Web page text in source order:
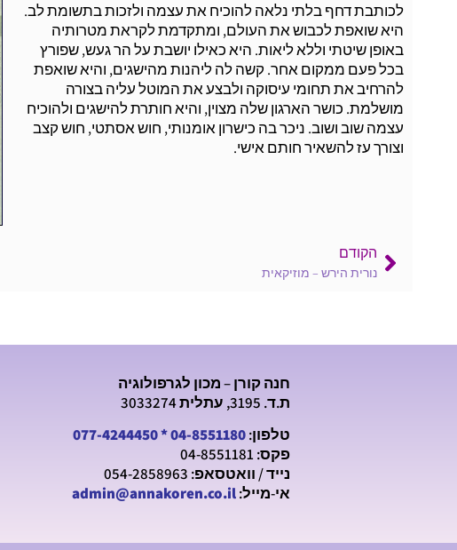
לכותבת דחף בלתי נלאה להוכיח את עצמה ולזכות בתשומת לב.
היא שואפת לכבוש את העולם, ומתקדמת לקראת מטרותיה
באופן שיטתי וללא ליאות. היא כאילו יושבת על הר געש, שפורץ
בכל פעם ממקום אחר. קשה לה ליהנות מהישגים, והיא שואפת
להרחיב את תחומי עיסוקה ולבצע את המוטל עליה בצורה
מושלמת. כושר הארגון שלה מצוין, והיא חותרת להישגים ולהוכיח
עצמה שוב ושוב. ניכר בה כישרון אומנותי, חוש אסתטי, חוש קצב
וצורך עז להשאיר חותם אישי.
הקודם
נורית הירש – מוזיקאית
חנה קורן – מכון לגרפולוגיה
ת.ד. 3195, עתלית 3033274
טלפון:04-8551180
*
077-4244450
פקס: 04-8551181
נייד / וואטסאפ: 054-2858963
אי-מייל:admin@annakoren.co.il